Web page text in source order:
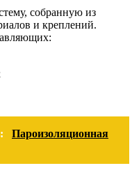
собранную из
и креплений.
Пароизоляционная